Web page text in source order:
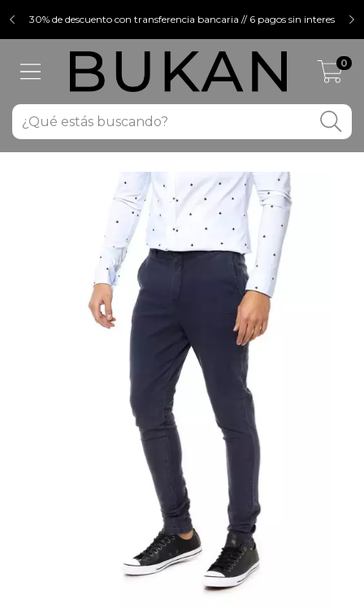
30% de descuento con transferencia bancaria // 6 pagos sin interes
0